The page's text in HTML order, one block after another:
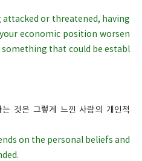
or threatened, having
economic position worsen
something that could be establ
것은 그렇게 느낀 사람의 개인적
on the personal beliefs and